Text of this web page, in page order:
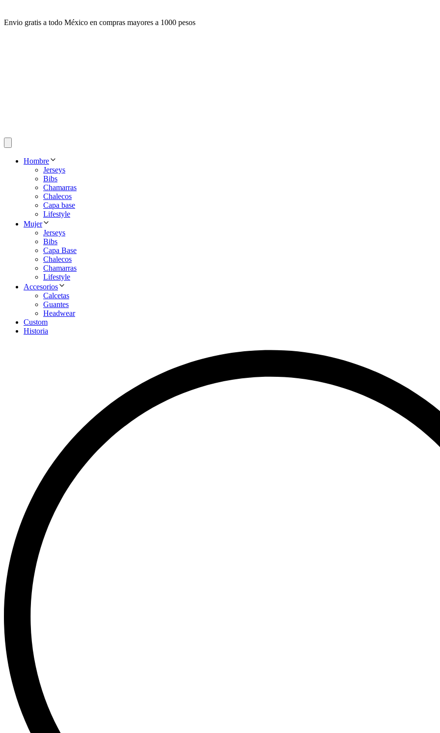
Envio gratis a todo México en compras mayores a 1000 pesos
Hombre
Jerseys
Bibs
Chamarras
Chalecos
Capa base
Lifestyle
Mujer
Jerseys
Bibs
Capa Base
Chalecos
Chamarras
Lifestyle
Accesorios
Calcetas
Guantes
Headwear
Custom
Historia